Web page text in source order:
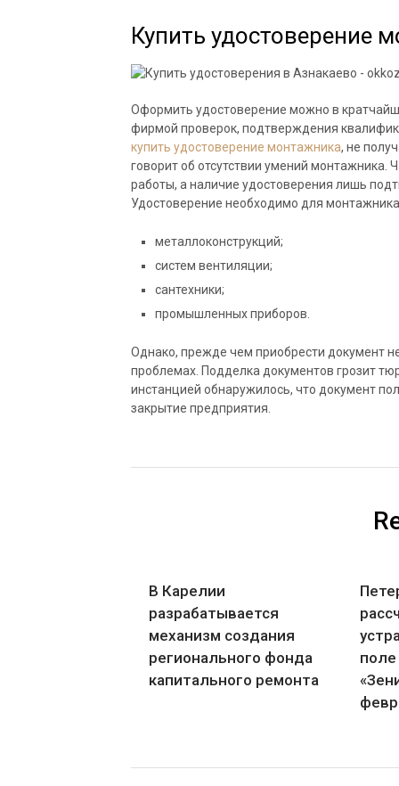
Купить удостоверение
Оформить удостоверение можно в
фирмой проверок, подтверждения
купить удостоверение монтажника, не
говорит об отсутствии умений
работы, а наличие удостоверения лишь
Удостоверение необходимо для
металлоконструкций;
систем вентиляции;
сантехники;
промышленных приборов.
Однако, прежде чем приобрести документ
проблемах. Подделка документов грозит
инстанцией обнаружилось, что документ
закрытие предприятия.
В Карелии
разрабатывается
механизм создания
регионального фонда
капитального ремонта